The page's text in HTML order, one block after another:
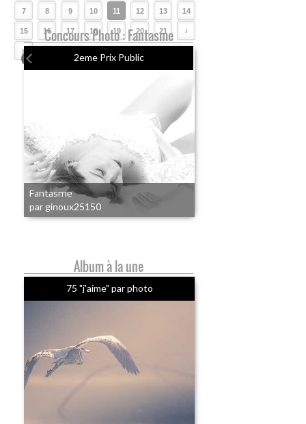
7 8 9 10 11 12 13 14
15 16 17 18 19 20 21 ›
»
Concours Photo : Fantasme
2eme Prix Public
Fantasme
par ginoux25150
Album à la une
75 "j'aime" par photo